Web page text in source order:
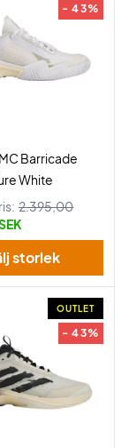
- 43%
Barricade
White
2.395,00
storlek
OUTLET
- 43%